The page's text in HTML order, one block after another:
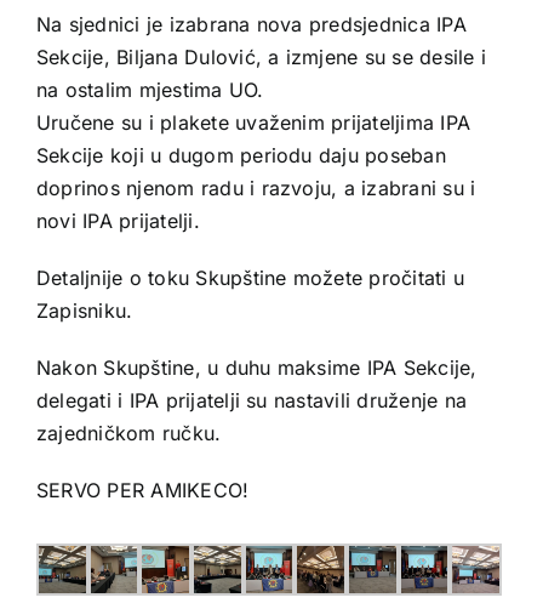
Na sjednici je izabrana nova predsjednica IPA
Sekcije, Biljana Dulović, a izmjene su se desile i
na ostalim mjestima UO.
Uručene su i plakete uvaženim prijateljima IPA
Sekcije koji u dugom periodu daju poseban
doprinos njenom radu i razvoju, a izabrani su i
novi IPA prijatelji.
Detaljnije o toku Skupštine možete pročitati u
Zapisniku.
Nakon Skupštine, u duhu maksime IPA Sekcije,
delegati i IPA prijatelji su nastavili druženje na
zajedničkom ručku.
SERVO PER AMIKECO!